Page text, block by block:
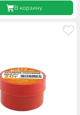
В корзину